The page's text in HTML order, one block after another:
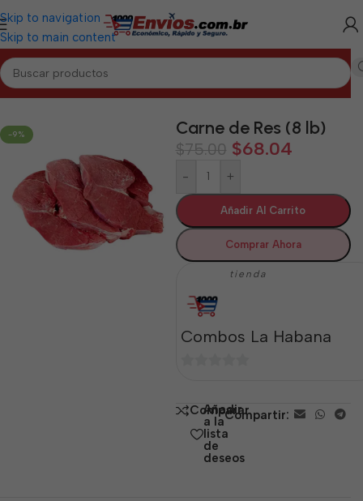
Skip to navigation
Skip to main content
Inicio/LA HABANA/Cárnicos La Habana
-9% Carne de Res (8 lb)
$75.00 $68.04
- +
Añadir Al Carrito
Comprar Ahora
tienda
Combos La Habana
5 Comparar
Añadir
a la
lista
de
deseos
Compartir: